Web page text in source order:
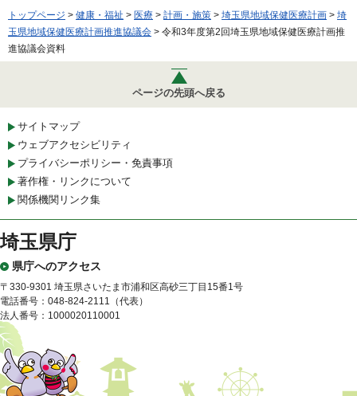
トップページ > 健康・福祉 > 医療 > 計画・施策 > 埼玉県地域保健医療計画 > 埼
玉県地域保健医療計画推進協議会 > 令和3年度第2回埼玉県地域保健医療計画推
進協議会資料
ページの先頭へ戻る
サイトマップ
ウェブアクセシビリティ
プライバシーポリシー・免責事項
著作権・リンクについて
関係機関リンク集
埼玉県庁
県庁へのアクセス
〒330-9301 埼玉県さいたま市浦和区高砂三丁目15番1号
電話番号：048-824-2111（代表）
法人番号：1000020110001